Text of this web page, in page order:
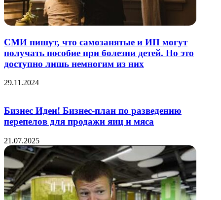
СМИ пишут, что самозанятые и ИП могут
получать пособие при болезни детей. Но это
доступно лишь немногим из них
29.11.2024
Бизнес Идеи! Бизнес-план по разведению
перепелов для продажи яиц и мяса
21.07.2025